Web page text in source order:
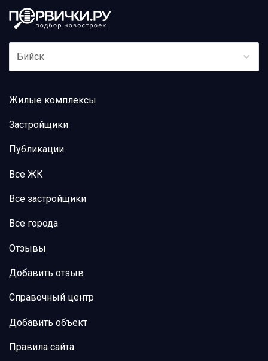
Бийск
Жилые комплексы
Застройщики
Публикации
Все ЖК
Все застройщики
Все города
Отзывы
Добавить отзыв
Справочный центр
Добавить объект
Правила сайта